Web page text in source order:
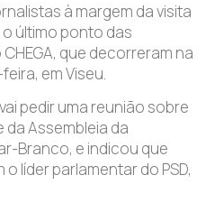
à margem da visita
último ponto das
que decorreram na
em Viseu.
pedir uma reunião sobre
Assembleia da
Branco, e indicou que
líder parlamentar do PSD,